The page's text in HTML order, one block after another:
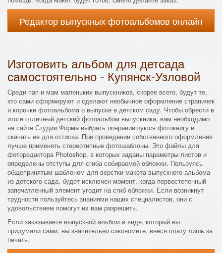
Редактор выпускных фотоальбомов онлайн
Изготовить альбом для детсада
самостоятельно - Купянск-Узловой
Среди пап и мам маленьких выпускников, скорее всего, будут те,
кто сами сформируют и сделают необычное оформление страничек
и корочки фотоальбома о выпуске в детском саду. Чтобы обрести в
итоге отличный детский фотоальбом выпускника, вам необходимо
на сайте Студии Форма выбрать понравившуюся фотокнигу и
скачать ее для оттиска. При проведении собственного оформления
лучше применять стереотипные фотошаблоны. Это файлы для
фоторедактора Photoshop, в которых заданы параметры листов и
определены отступы для сгиба собираемой обложки. Пользуясь
общепринятым шаблоном для верстки макета выпускного альбома
из детского сада, будет исключен момент, когда первостепенный
запечатленный элемент угодит на сгиб обложки. Если возникнут
трудности пользуйтесь знаниями наших специалистов, они с
удовольствием помогут их вам разрешить.
Если заказываете выпускной альбом в виде, который вы
придумали сами, вы значительно сэкономите, внеся плату лишь за
печать.